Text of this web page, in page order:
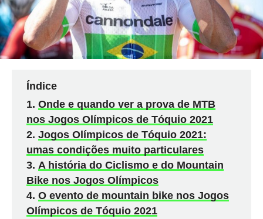
Índice
Onde e quando ver a prova de MTB
nos Jogos Olímpicos de Tóquio 2021
Jogos Olímpicos de Tóquio 2021:
umas condições muito particulares
A história do Ciclismo e do Mountain
Bike nos Jogos Olímpicos
O evento de mountain bike nos Jogos
Olímpicos de Tóquio 2021